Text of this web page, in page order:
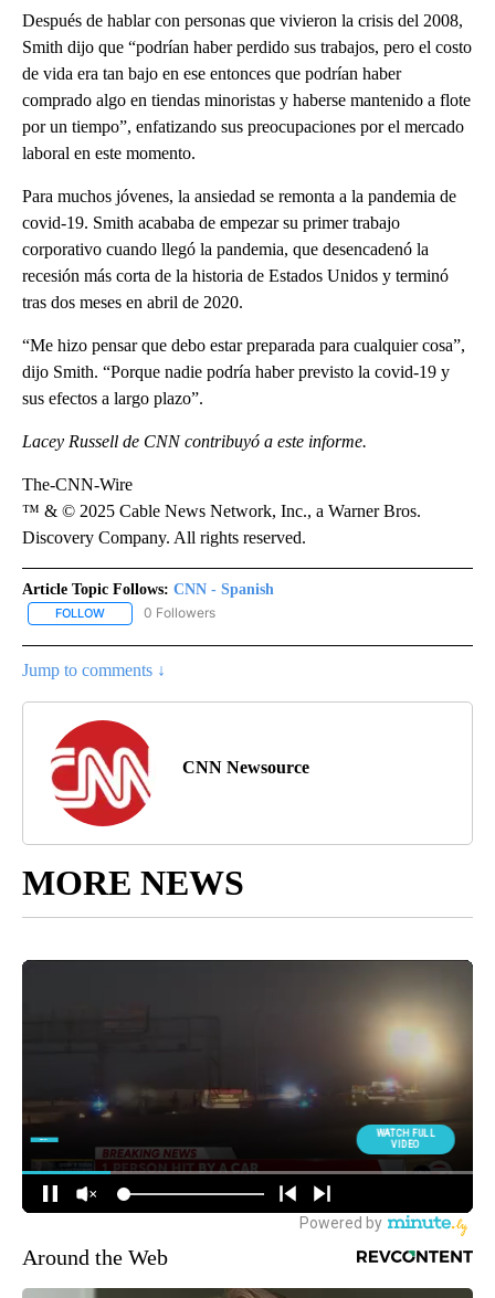
Después de hablar con personas que vivieron la crisis del 2008,
Smith dijo que “podrían haber perdido sus trabajos, pero el costo
de vida era tan bajo en ese entonces que podrían haber
comprado algo en tiendas minoristas y haberse mantenido a flote
por un tiempo”, enfatizando sus preocupaciones por el mercado
laboral en este momento.
Para muchos jóvenes, la ansiedad se remonta a la pandemia de
covid-19. Smith acababa de empezar su primer trabajo
corporativo cuando llegó la pandemia, que desencadenó la
recesión más corta de la historia de Estados Unidos y terminó
tras dos meses en abril de 2020.
“Me hizo pensar que debo estar preparada para cualquier cosa”,
dijo Smith. “Porque nadie podría haber previsto la covid-19 y
sus efectos a largo plazo”.
Lacey Russell de CNN contribuyó a este informe.
The-CNN-Wire
™ & © 2025 Cable News Network, Inc., a Warner Bros.
Discovery Company. All rights reserved.
Article Topic Follows: CNN - Spanish
FOLLOW FOLLOW "CNN - SPANISH" TO RECEIVE NOTIFICATIONS ABOUT
0 Followers
Jump to comments ↓
CNN Newsource
MORE NEWS
Around the Web